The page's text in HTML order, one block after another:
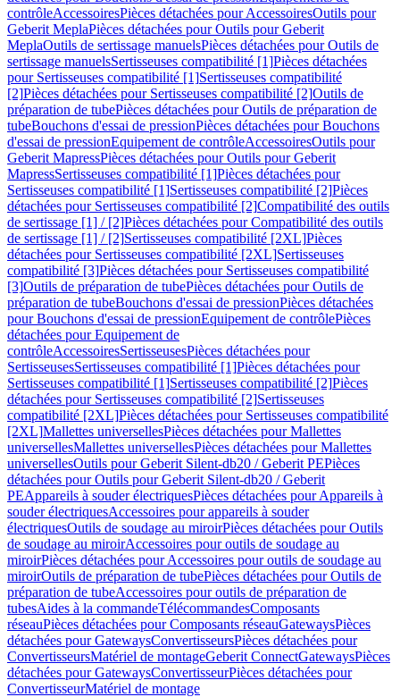
contrôleAccessoiresPièces détachées pour AccessoiresOutils pour
Geberit MeplaPièces détachées pour Outils pour Geberit
MeplaOutils de sertissage manuelsPièces détachées pour Outils de
sertissage manuelsSertisseuses compatibilité [1]Pièces détachées
pour Sertisseuses compatibilité [1]Sertisseuses compatibilité
[2]Pièces détachées pour Sertisseuses compatibilité [2]Outils de
préparation de tubePièces détachées pour Outils de préparation de
tubeBouchons d'essai de pressionPièces détachées pour Bouchons
d'essai de pressionEquipement de contrôleAccessoiresOutils pour
Geberit MapressPièces détachées pour Outils pour Geberit
MapressSertisseuses compatibilité [1]Pièces détachées pour
Sertisseuses compatibilité [1]Sertisseuses compatibilité [2]Pièces
détachées pour Sertisseuses compatibilité [2]Compatibilité des outils
de sertissage [1] / [2]Pièces détachées pour Compatibilité des outils
de sertissage [1] / [2]Sertisseuses compatibilité [2XL]Pièces
détachées pour Sertisseuses compatibilité [2XL]Sertisseuses
compatibilité [3]Pièces détachées pour Sertisseuses compatibilité
[3]Outils de préparation de tubePièces détachées pour Outils de
préparation de tubeBouchons d'essai de pressionPièces détachées
pour Bouchons d'essai de pressionEquipement de contrôlePièces
détachées pour Equipement de
contrôleAccessoiresSertisseusesPièces détachées pour
SertisseusesSertisseuses compatibilité [1]Pièces détachées pour
Sertisseuses compatibilité [1]Sertisseuses compatibilité [2]Pièces
détachées pour Sertisseuses compatibilité [2]Sertisseuses
compatibilité [2XL]Pièces détachées pour Sertisseuses compatibilité
[2XL]Mallettes universellesPièces détachées pour Mallettes
universellesMallettes universellesPièces détachées pour Mallettes
universellesOutils pour Geberit Silent-db20 / Geberit PEPièces
détachées pour Outils pour Geberit Silent-db20 / Geberit
PEAppareils à souder électriquesPièces détachées pour Appareils à
souder électriquesAccessoires pour appareils à souder
électriquesOutils de soudage au miroirPièces détachées pour Outils
de soudage au miroirAccessoires pour outils de soudage au
miroirPièces détachées pour Accessoires pour outils de soudage au
miroirOutils de préparation de tubePièces détachées pour Outils de
préparation de tubeAccessoires pour outils de préparation de
tubesAides à la commandeTélécommandesComposants
réseauPièces détachées pour Composants réseauGatewaysPièces
détachées pour GatewaysConvertisseursPièces détachées pour
ConvertisseursMatériel de montageGeberit ConnectGatewaysPièces
détachées pour GatewaysConvertisseurPièces détachées pour
ConvertisseurMatériel de montage